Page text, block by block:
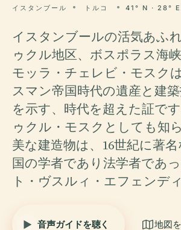
イスタンブール トルコ 41° N · 28° E
イスタンブールの活気あふ
ゥクル地区、ボスポラス海
モッラ・チェレビ・モスク
スマン帝国時代の遺産と建
を示す、時代を超えた証で
ゥクル・モスクとしても知
美な建造物は、16世紀に著
国の学者であり法学者であ
ト・ヴスルィ・エフェンディ
音声ガイドを聴く 地図